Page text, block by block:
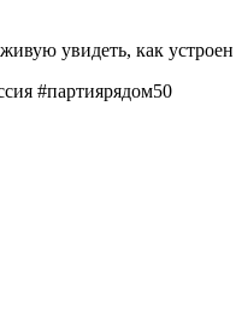
увидеть, как
#партиярядом50